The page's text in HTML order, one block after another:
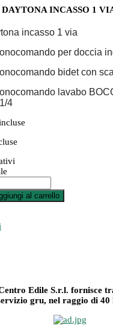
INCASSO 1
incasso 1 via
per doccia
bidet con
lavabo
4
al carrello
Edile S.r.l. fornisce
gru, nel raggio di 40